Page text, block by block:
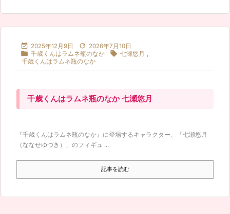
 2025年12月9日  2026年7月10日
 千歳くんはラムネ瓶のなか  七瀬悠月 ,
千歳くんはラムネ瓶のなか
千歳くんはラムネ瓶のなか 七瀬悠月
『千歳くんはラムネ瓶のなか』に登場するキャラクター、「七瀬悠月
（ななせゆづき）」のフィギュ ...
記事を読む